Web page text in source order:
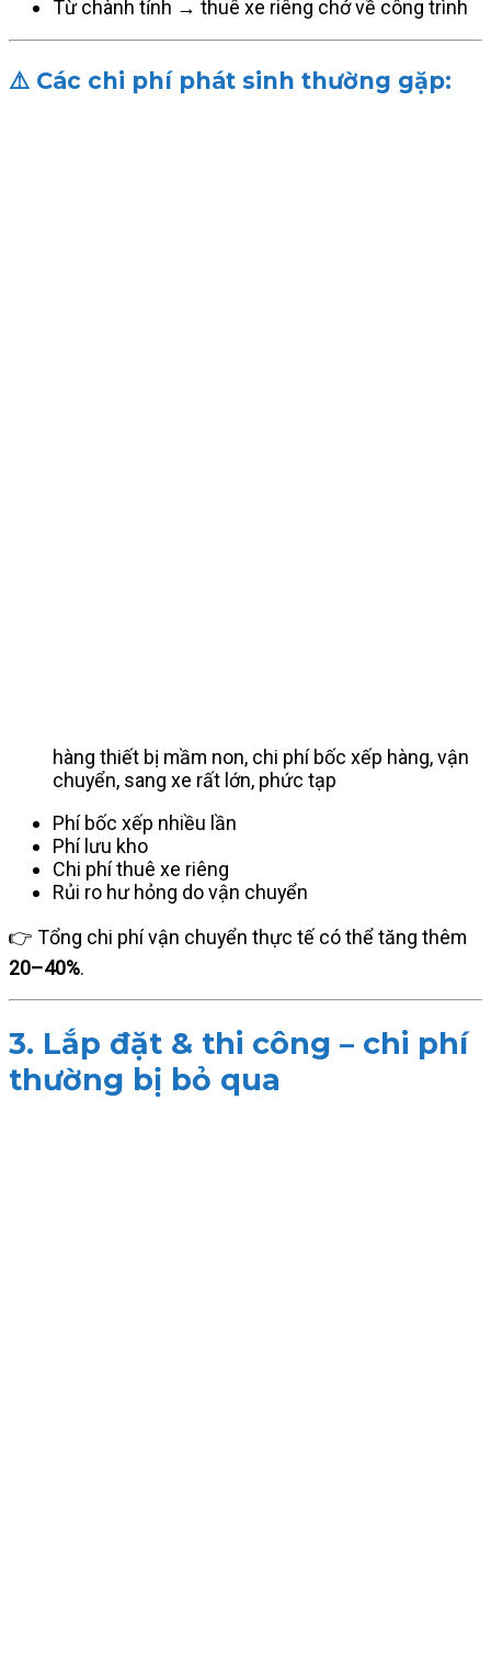
Từ chành tỉnh → thuê xe riêng chở về công trình
⚠️ Các chi phí phát sinh thường gặp:
hàng thiết bị mầm non, chi phí bốc xếp hàng, vận
chuyển, sang xe rất lớn, phức tạp
Phí bốc xếp nhiều lần
Phí lưu kho
Chi phí thuê xe riêng
Rủi ro hư hỏng do vận chuyển
👉 Tổng chi phí vận chuyển thực tế có thể tăng thêm
20–40%.
3. Lắp đặt & thi công – chi phí
thường bị bỏ qua